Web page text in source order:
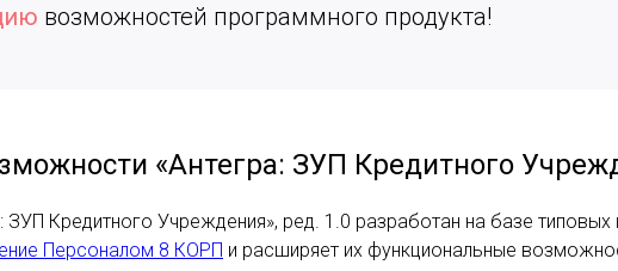
возможностей программного продукта!
«Антегра: ЗУП Кредитного
ЗУП Кредитного Учреждения», ред. 1.0 разработан на базе типовых
Персоналом 8 КОРП и расширяет их функциональные